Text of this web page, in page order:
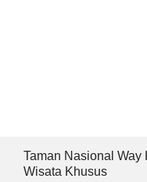
Taman Nasional
Wisata Khusus